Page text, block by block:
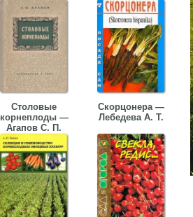
Столовые
корнеплоды —
Агапов С. П.
Скорцонера —
Лебедева А. Т.